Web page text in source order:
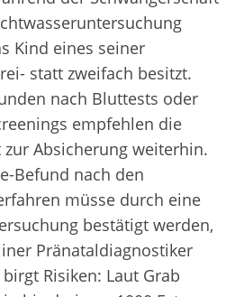
Kind eines seiner
statt zweifach besitzt.
nach Bluttests oder
empfehlen die
zur Absicherung weiterhin.
Befund nach den
müsse durch eine
bestätigt werden,
Pränataldiagnostiker
birgt Risiken: Laut Grab